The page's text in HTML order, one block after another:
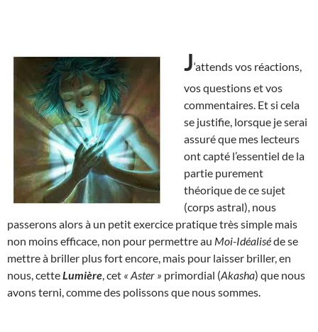
J‘attends vos réactions,
vos questions et vos
commentaires. Et si cela
se justifie, lorsque je serai
assuré que mes lecteurs
ont capté l’essentiel de la
partie purement
théorique de ce sujet
(corps astral), nous
passerons alors à un petit exercice pratique très simple mais
non moins efficace, non pour permettre au Moi-Idéaliséde se
mettre à briller plus fort encore, mais pour laisser briller, en
nous, cetteLumière , cet « Aster » primordial (Akasha) que nous
avons terni, comme des polissons que nous sommes.